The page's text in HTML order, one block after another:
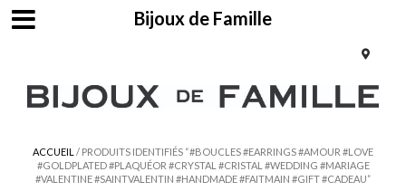
ACCUEIL / PRODUITS IDENTIFIÉS “#BOUCLES #EARRINGS #AMOUR #LOVE
#GOLDPLATED #PLAQUÉOR #CRYSTAL #CRISTAL #WEDDING #MARIAGE
#VALENTINE #SAINTVALENTIN #HANDMADE #FAITMAIN #GIFT #CADEAU”
Bijoux de Famille